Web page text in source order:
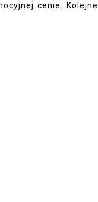
cenie. Kolejne